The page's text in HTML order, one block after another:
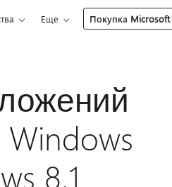
Еще Покупка Microsoft
8.1